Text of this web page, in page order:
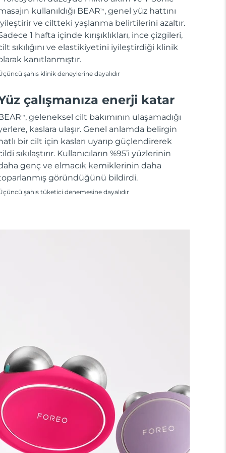
kullanıldığı BEARTM , genel yüz hattını
ve ciltteki yaşlanma belirtilerini azaltır.
1 hafta içinde kırışıklıkları, ince çizgileri,
sıkılığını ve elastikiyetini iyileştirdiği klinik
kanıtlanmıştır.
şahıs klinik deneylerine dayalıdır
çalışmanıza enerji katar
TM , geleneksel cilt bakımının ulaşamadığı
kaslara ulaşır. Genel anlamda belirgin
bir cilt için kasları uyarıp güçlendirerek
sıkılaştırır. Kullanıcıların %95’i yüzlerinin
genç ve elmacık kemiklerinin daha
göründüğünü bildirdi.
şahıs tüketici denemesine dayalıdır